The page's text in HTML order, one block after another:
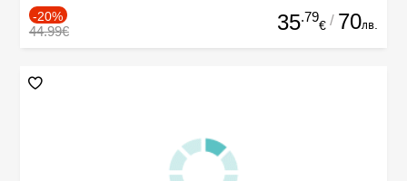
-20%
44.99€ 35.79
€ / 70лв.